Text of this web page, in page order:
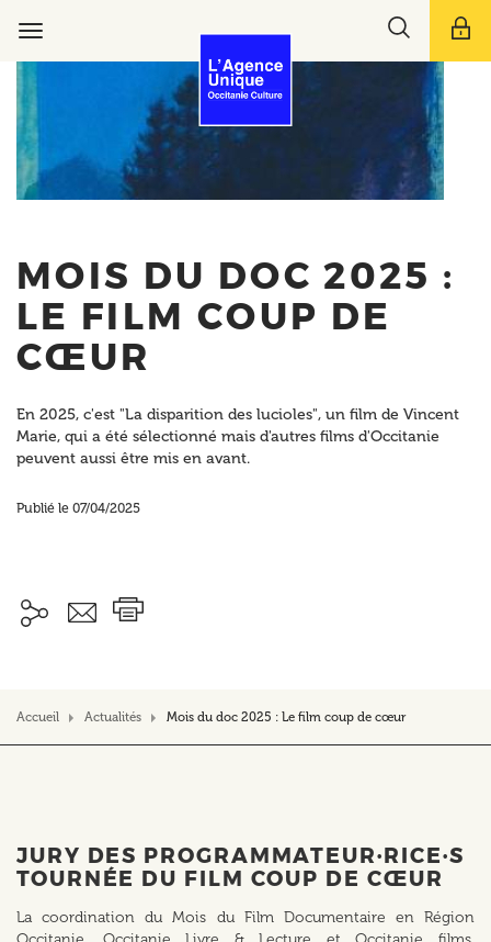
principal
Toggle
bar
MOIS DU DOC 2025 :
LE FILM COUP DE
CŒUR
En 2025, c'est "La disparition des lucioles", un film de Vincent
Marie, qui a été sélectionné mais d'autres films d'Occitanie
peuvent aussi être mis en avant.
Publié le 07/04/2025
Accueil Actualités Mois du doc 2025 : Le film coup de cœur
JURY DES PROGRAMMATEUR·RICE·S
TOURNÉE DU FILM COUP DE CŒUR
La coordination du Mois du Film Documentaire en Région